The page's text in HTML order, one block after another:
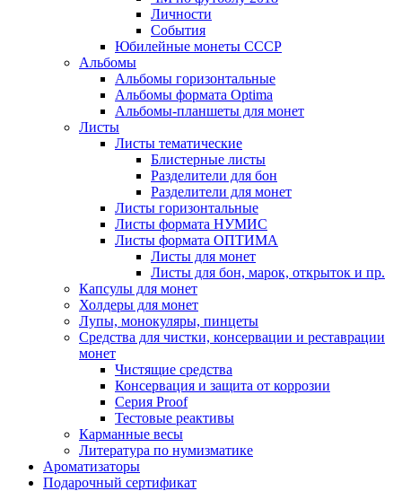
Личности
События
Юбилейные монеты СССР
Альбомы
Альбомы горизонтальные
Альбомы формата Optima
Альбомы-планшеты для монет
Листы
Листы тематические
Блистерные листы
Разделители для бон
Разделители для монет
Листы горизонтальные
Листы формата НУМИС
Листы формата ОПТИМА
Листы для монет
Листы для бон, марок, открыток и пр.
Капсулы для монет
Холдеры для монет
Лупы, монокуляры, пинцеты
Средства для чистки, консервации и реставрации
монет
Чистящие средства
Консервация и защита от коррозии
Серия Proof
Тестовые реактивы
Карманные весы
Литература по нумизматике
Ароматизаторы
Подарочный сертификат